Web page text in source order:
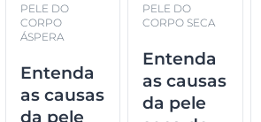
PELE DO
CORPO
ÁSPERA
Entenda
as causas
da pele
PELE DO
CORPO SECA
Entenda
as causas
da pele